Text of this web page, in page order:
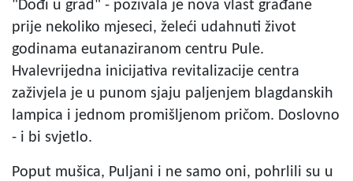
"Dođi u grad" - pozivala je nova vlast građane
prije nekoliko mjeseci, želeći udahnuti život
godinama eutanaziranom centru Pule.
Hvalevrijedna inicijativa revitalizacije centra
zaživjela je u punom sjaju paljenjem blagdanskih
lampica i jednom promišljenom pričom. Doslovno
- i bi svjetlo.
Poput mušica, Puljani i ne samo oni, pohrlili su u